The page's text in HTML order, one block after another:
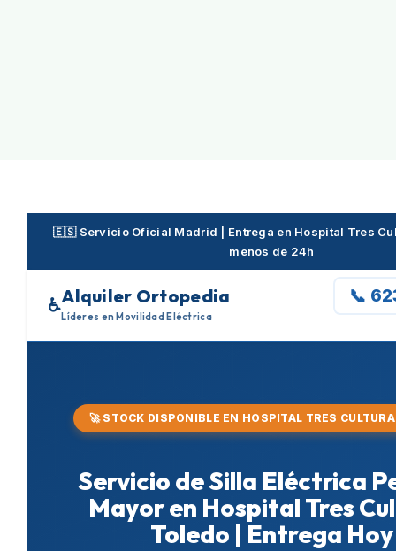
🇪🇸 Servicio Oficial Madrid | Entrega en Hospital Tres
menos de 24h
♿Alquiler Ortopedia
Líderes en Movilidad Eléctrica
📞
🚀 STOCK DISPONIBLE EN HOSPITAL TRES
Servicio de Silla Eléctrica
Mayor en Hospital Tres
Toledo | Entrega Hoy